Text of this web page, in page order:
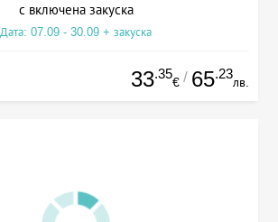
с включена закуска
Дата: 07.09 - 30.09 + закуска
33.35
€ / 65.23
лв.